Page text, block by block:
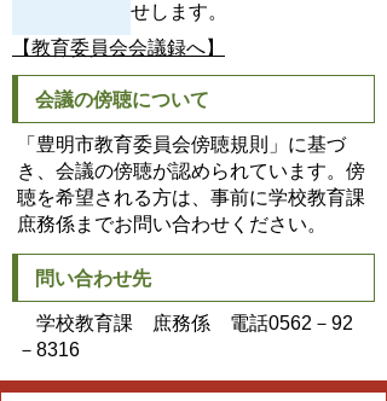
せします。
【教育委員会会議録へ】
会議の傍聴について
「豊明市教育委員会傍聴規則」に基づ
き、会議の傍聴が認められています。傍
聴を希望される方は、事前に学校教育課
庶務係までお問い合わせください。
問い合わせ先
学校教育課 庶務係 電話0562－92
－8316